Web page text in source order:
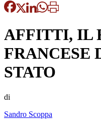
AFFITTI, IL
FRANCESE
STATO
di
Sandro Scoppa